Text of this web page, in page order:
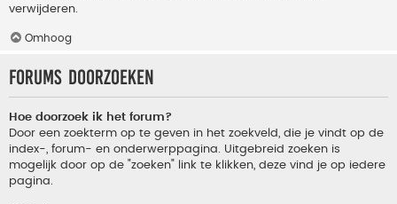
verwijderen.
Omhoog
Forums doorzoeken
Hoe doorzoek ik het forum?
Door een zoekterm op te geven in het zoekveld, die je vindt op de
index-, forum- en onderwerppagina. Uitgebreid zoeken is
mogelijk door op de "zoeken" link te klikken, deze vind je op iedere
pagina.